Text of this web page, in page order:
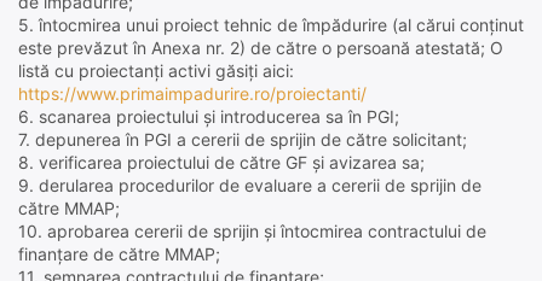
5. întocmirea unui proiect tehnic de împădurire (al cărui conținut
este prevăzut în Anexa nr. 2) de către o persoană atestată; O
listă cu proiectanți activi găsiți aici:
https://www.primaimpadurire.ro/proiectanti/
6. scanarea proiectului și introducerea sa în PGI;
7. depunerea în PGI a cererii de sprijin de către solicitant;
8. verificarea proiectului de către GF și avizarea sa;
9. derularea procedurilor de evaluare a cererii de sprijin de
către MMAP;
10. aprobarea cererii de sprijin și întocmirea contractului de
finanțare de către MMAP;
11. semnarea contractului de finanțare;